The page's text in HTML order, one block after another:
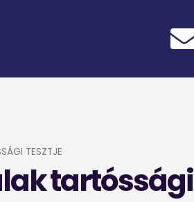
TESZTJE
tartóssági